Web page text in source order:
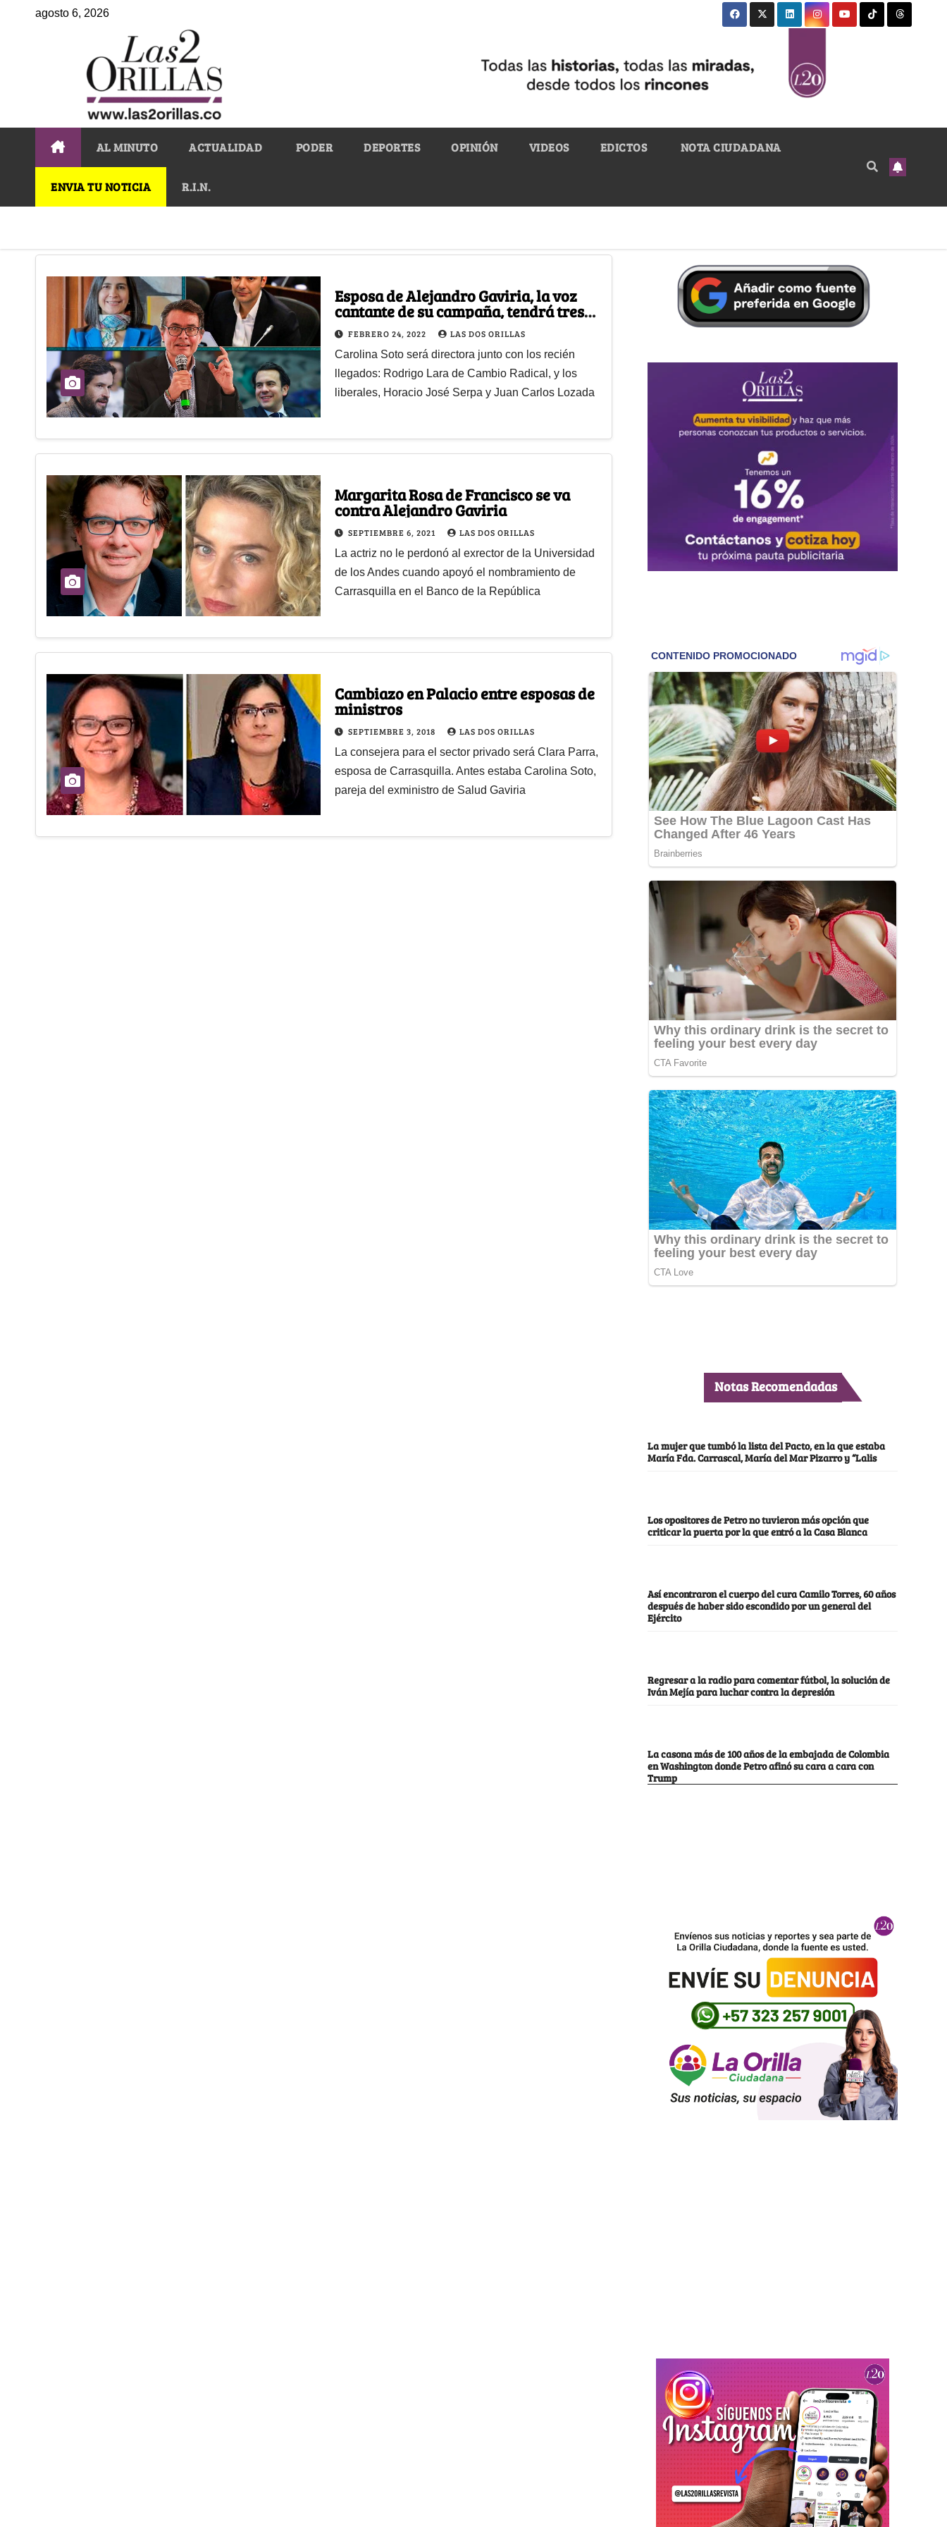
agosto 6, 2026
AL MINUTO ACTUALIDAD PODER DEPORTES OPINIÓN VIDEOS EDICTOS NOTA CIUDADANA
ENVIA TU NOTICIA R.I.N.
Esposa de Alejandro Gaviria, la voz
cantante de su campaña, tendrá tres
apoyos
FEBRERO 24, 2022 LAS DOS ORILLAS
Carolina Soto será directora junto con los recién
llegados: Rodrigo Lara de Cambio Radical, y los
liberales, Horacio José Serpa y Juan Carlos Lozada
Margarita Rosa de Francisco se va
contra Alejandro Gaviria
SEPTIEMBRE 6, 2021 LAS DOS ORILLAS
La actriz no le perdonó al exrector de la Universidad
de los Andes cuando apoyó el nombramiento de
Carrasquilla en el Banco de la República
Cambiazo en Palacio entre esposas de
ministros
SEPTIEMBRE 3, 2018 LAS DOS ORILLAS
La consejera para el sector privado será Clara Parra,
esposa de Carrasquilla. Antes estaba Carolina Soto,
pareja del exministro de Salud Gaviria
Notas Recomendadas
La mujer que tumbó la lista del Pacto, en la que estaba
María Fda. Carrascal, María del Mar Pizarro y “Lalis
Los opositores de Petro no tuvieron más opción que
criticar la puerta por la que entró a la Casa Blanca
Así encontraron el cuerpo del cura Camilo Torres, 60 años
después de haber sido escondido por un general del
Ejército
Regresar a la radio para comentar fútbol, la solución de
Iván Mejía para luchar contra la depresión
La casona más de 100 años de la embajada de Colombia
en Washington donde Petro afinó su cara a cara con
Trump